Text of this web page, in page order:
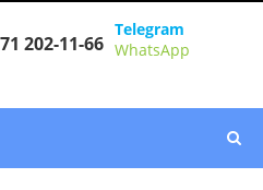
202-11-66
Telegram
WhatsApp